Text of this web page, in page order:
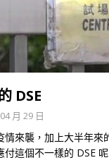
DSE
月 29 日
情來襲，加上大半年
付這個不一樣的 DSE